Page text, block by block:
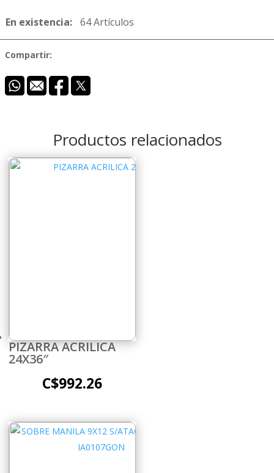
En existencia: 64 Artículos
Compartir:
Productos relacionados
PIZARRA ACRILICA
24X36″
C$992.26